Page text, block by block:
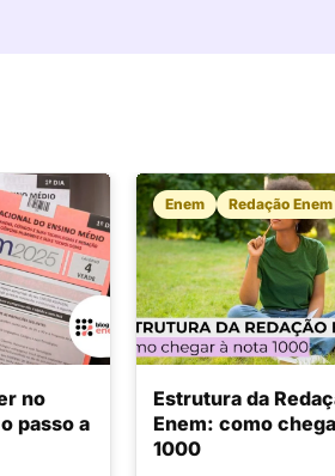
no
passo a
Enem Redação Enem
Estrutura da
Enem: como
1000